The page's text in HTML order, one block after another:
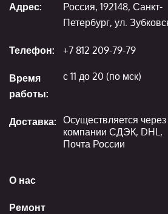
О нас
Ремонт
Адрес:
Россия, 192148, Санкт-
Петербург, ул.
Телефон: +7 812 209-79-79
Время
работы:
с 11 до 20 (по мск)
Доставка: Осуществляется через
компании СДЭК, DHL,
Почта России